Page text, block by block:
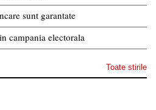
sunt garantate
campania electorala
Toate stirile